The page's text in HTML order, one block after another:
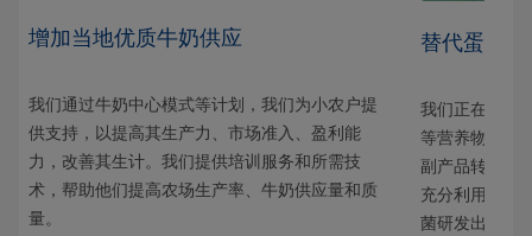
增加当地优质牛奶供应
我们通过牛奶中心模式等计划，我们为小农户提
供支持，以提高其生产力、市场准入、盈利能
力，改善其生计。我们提供培训服务和所需技
术，帮助他们提高农场生产率、牛奶供应量和质
量。
替代蛋白质
我们正在创新
等营养物质。
副产品转化为
充分利用原材
菌研发出一款